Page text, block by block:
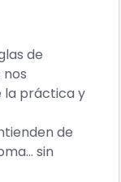
de
la práctica y
de
sin